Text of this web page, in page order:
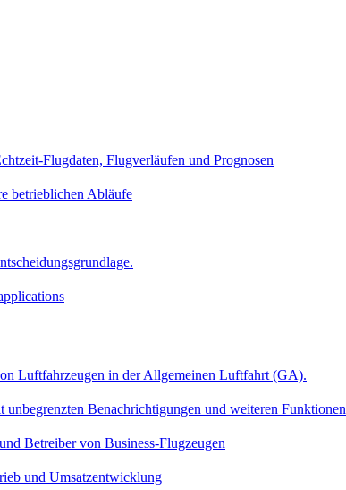
Flugdaten, Flugverläufen und Prognosen
betrieblichen Abläufe
Luftfahrzeugen in der Allgemeinen Luftfahrt (GA).
Benachrichtigungen und weiteren Funktionen
Betreiber von Business-Flugzeugen
und Umsatzentwicklung